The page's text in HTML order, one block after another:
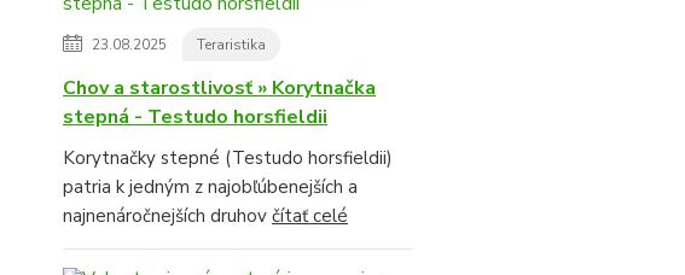
23.08.2025 Teraristika
Chov a starostlivosť » Korytnačka
stepná - Testudo horsfieldii
Korytnačky stepné (Testudo horsfieldii)
patria k jedným z najobľúbenejších a
najnenáročnejších druhov čítať celé